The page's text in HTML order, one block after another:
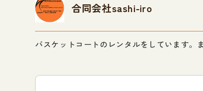
合同会社sashi-iro
バスケットコートのレンタルをしています